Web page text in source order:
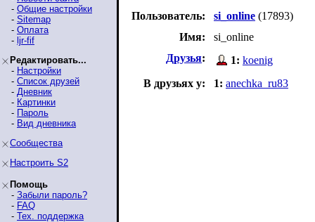
- Общие настройки
- Sitemap
- Оплата
- ljr-fif
Редактировать...
- Настройки
- Список друзей
- Дневник
- Картинки
- Пароль
- Вид дневника
Сообщества
Настроить S2
Помощь
- Забыли пароль?
- FAQ
- Тех. поддержка
Пользователь: si_online (17893)
Имя:
si_online
Друзья: 1: koenig
В друзьях у:
1: anechka_ru83